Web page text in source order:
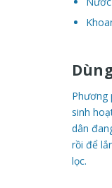
Phương
sinh
dân
rồi để
lọc.